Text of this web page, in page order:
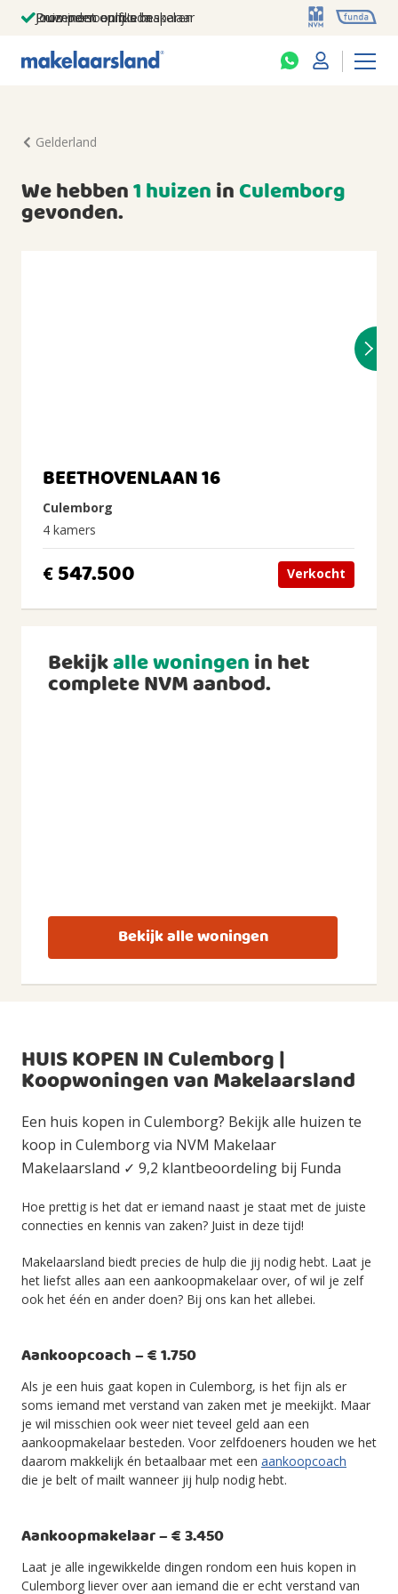
Jouw persoonlijke makelaar
Duizenden euro's besparen
Prominent op funda
Gelderland
We hebben1 huizeninCulemborg
gevonden.
BEETHOVENLAAN 16
Culemborg
4 kamers
€ 547.500 Verkocht
Bekijkalle woningenin het
complete NVM aanbod.
Bekijk alle woningen
HUIS KOPEN IN Culemborg |
Koopwoningen van Makelaarsland
Een huis kopen in Culemborg? Bekijk alle huizen te
koop in Culemborg via NVM Makelaar
Makelaarsland ✓ 9,2 klantbeoordeling bij Funda
Hoe prettig is het dat er iemand naast je staat met de juiste
connecties en kennis van zaken? Juist in deze tijd!
Makelaarsland biedt precies de hulp die jij nodig hebt. Laat je
het liefst alles aan een aankoopmakelaar over, of wil je zelf
ook het één en ander doen? Bij ons kan het allebei.
Aankoopcoach – € 1.750
Als je een huis gaat kopen in Culemborg, is het fijn als er
soms iemand met verstand van zaken met je meekijkt. Maar
je wil misschien ook weer niet teveel geld aan een
aankoopmakelaar besteden. Voor zelfdoeners houden we het
daarom makkelijk én betaalbaar met een aankoopcoach
die je belt of mailt wanneer jij hulp nodig hebt.
Aankoopmakelaar – € 3.450
Laat je alle ingewikkelde dingen rondom een huis kopen in
Culemborg liever over aan iemand die er echt verstand van